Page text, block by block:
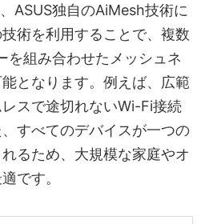
ASUS独自のAiMesh技術に
術を利用することで、複数
を組み合わせたメッシュネ
となります。例えば、広範
スで途切れないWi-Fi接続
すべてのデバイスが一つの
るため、大規模な家庭やオ
です。